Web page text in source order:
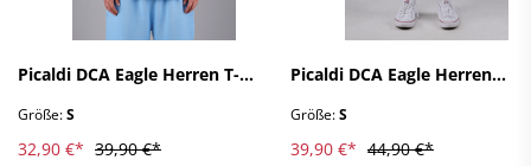
Picaldi DCA Eagle Herren T-
Größe:S
32,90 €* 39,90 €*
Picaldi DCA Eagle Herren
Charchoal S
Größe:S
39,90 €* 44,90 €*